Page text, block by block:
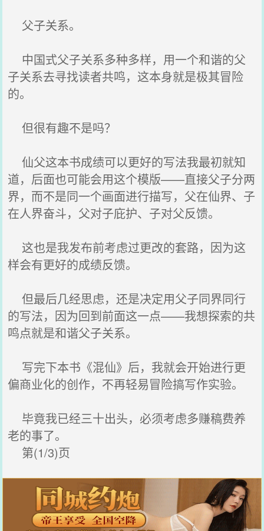
父子关系。
中国式父子关系多种多样，用一个和谐的父
子关系去寻找读者共鸣，这本身就是极其冒险
的。
但很有趣不是吗？
仙父这本书成绩可以更好的写法我最初就知
道，后面也可能会用这个模版——直接父子分两
界，而不是同一个画面进行描写，父在仙界、子
在人界奋斗，父对子庇护、子对父反馈。
这也是我发布前考虑过更改的套路，因为这
样会有更好的成绩反馈。
但最后几经思虑，还是决定用父子同界同行
的写法，因为回到前面这一点——我想探索的共
鸣点就是和谐父子关系。
写完下本书《混仙》后，我就会开始进行更
偏商业化的创作，不再轻易冒险搞写作实验。
毕竟我已经三十出头，必须考虑多赚稿费养
老的事了。
第(1/3)页